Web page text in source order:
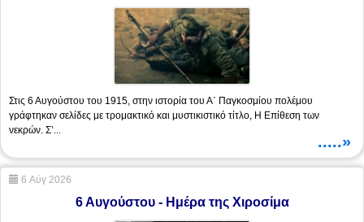
Στις 6 Αυγούστου του 1915, στην ιστορία του Α΄ Παγκοσμίου πολέμου
γράφτηκαν σελίδες με τρομακτικό και μυστικιστικό τίτλο, Η Επίθεση των
νεκρών. Σ’...
.....»
6 Αύγ 2026
6 Αυγούστου - Ημέρα της Χιροσίμα